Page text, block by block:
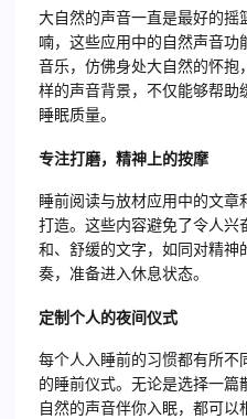
大自然的声音一直是最好的摇
喃，这些应用中的自然声音
音乐，仿佛身处大自然的怀抱
样的声音背景，不仅能够帮助
睡眠质量。
专注打磨，精神上的按摩
睡前阅读与放材应用中的文
打造。这些内容避免了令人兴
和、舒缓的文字，如同对精神
奏，准备进入休息状态。
定制个人的夜间仪式
每个人入睡前的习惯都有所不
的睡前仪式。无论是选择一篇
自然的声音伴你入眠，都可